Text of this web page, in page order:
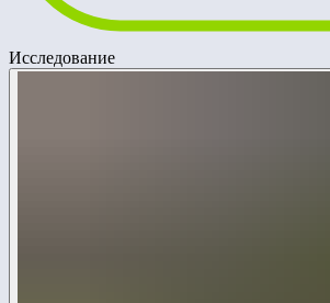
Исследование